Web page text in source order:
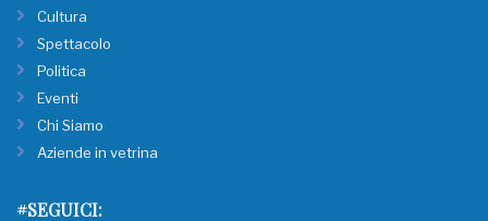
Cultura
Spettacolo
Politica
Eventi
Chi Siamo
Aziende in vetrina
#SEGUICI: